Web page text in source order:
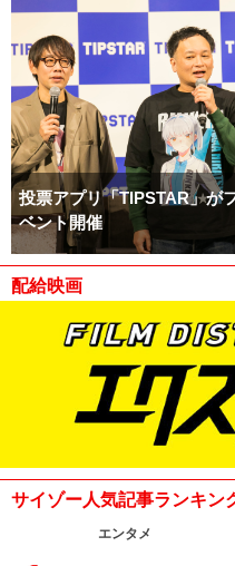
投票アプリ「TIPSTAR」が
ベント開催
配給映画
サイゾー人気記事ランキン
エンタメ